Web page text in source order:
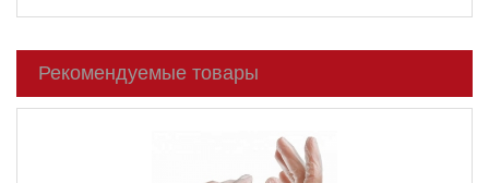
Рекомендуемые товары